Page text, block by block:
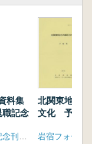
料集
記念
北関東地方
文化 予稿集